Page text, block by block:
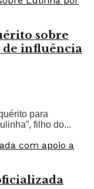
sobre
influência
para
filho do...